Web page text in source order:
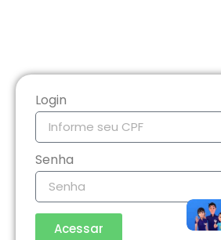
Login
Senha
Acessar